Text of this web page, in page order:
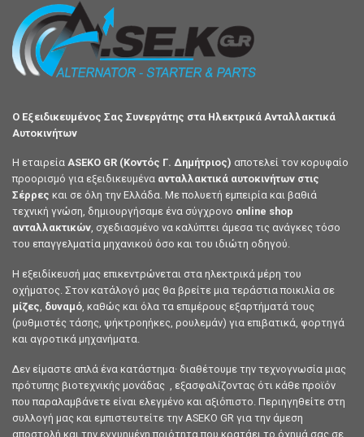
Ο Εξειδικευμένος Σας Συνεργάτης στα Ηλεκτρικά Ανταλλακτικά
Αυτοκινήτων
Η εταιρεία ASEKO GR (Κοντός Γ. Δημήτριος) αποτελεί τον κορυφαίο
προορισμό για εξειδικευμένα ανταλλακτικά αυτοκινήτων στις
Σέρρες και σε όλη την Ελλάδα. Με πολυετή εμπειρία και βαθιά
τεχνική γνώση, δημιουργήσαμε ένα σύγχρονο online shop
ανταλλακτικών, σχεδιασμένο να καλύπτει άμεσα τις ανάγκες τόσο
του επαγγελματία μηχανικού όσο και του ιδιώτη οδηγού.
Η εξειδίκευσή μας επικεντρώνεται στα ηλεκτρικά μέρη του
οχήματος. Στον κατάλογό μας θα βρείτε μια τεράστια ποικιλία σε
μίζες, δυναμό, καθώς και όλα τα επιμέρους εξαρτήματά τους
(ρυθμιστές τάσης, ψήκτροηήκες, ρουλεμάν) για επιβατικά, φορτηγά
και αγροτικά μηχανήματα.
Δεν είμαστε απλά ένα κατάστημα· διαθέτουμε την τεχνογνωσία μιας
πρότυπης βιοτεχνικής μονάδας , εξασφαλίζοντας ότι κάθε προϊόν
που παραλαμβάνετε είναι ελεγμένο και αξιόπιστο. Περιηγηθείτε στη
συλλογή μας και εμπιστευτείτε την ASEKO GR για την άμεση
αποστολή και την εγγυημένη ποιότητα που κρατάει το όχημά σας σε